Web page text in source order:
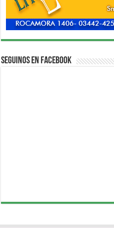
Seguinos en Facebook